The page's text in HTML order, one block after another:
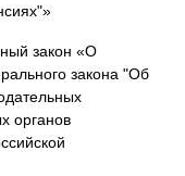
закон «О
закона "Об
органов